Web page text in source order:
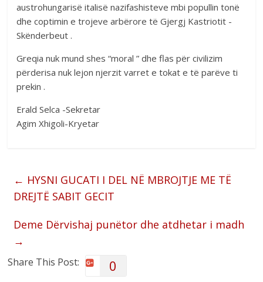
austrohungarisë italisë nazifashisteve mbi popullin tonë
dhe coptimin e trojeve arbërore të Gjergj Kastriotit -
Skënderbeut .
Greqia nuk mund shes “moral ” dhe flas për civilizim
përderisa nuk lejon njerzit varret e tokat e të parëve ti
prekin .
Erald Selca -Sekretar
Agim Xhigoli-Kryetar
← HYSNI GUCATI I DEL NË MBROJTJE ME TË
DREJTË SABIT GECIT
Deme Dërvishaj punëtor dhe atdhetar i madh
→
Share This Post: 0